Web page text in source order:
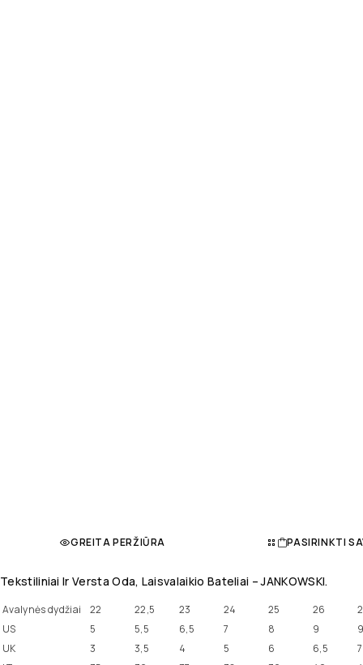
GREITA PERŽIŪRA PASIRINKTI
Tekstiliniai Ir Versta Oda, Laisvalaikio Bateliai – JANKOWSKI.
Avalynės dydžiai 22 22,5 23 24 25 26
US
5 5,5 6,5 7 8 9
UK
3 3,5 4 5 6 6,5
7